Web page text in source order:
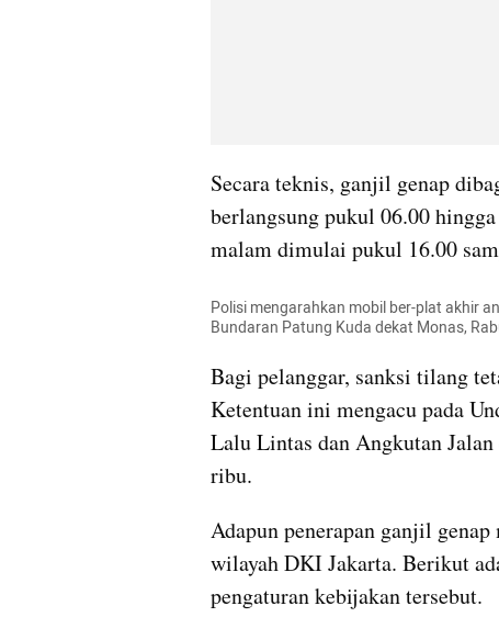
Secara teknis, ganjil genap
berlangsung pukul 06.00
malam dimulai pukul 16.00
Polisi mengarahkan mobil ber-plat akhir
Bundaran Patung Kuda dekat Monas,
Bagi pelanggar, sanksi tilang
Ketentuan ini mengacu pada
Lalu Lintas dan Angkutan
ribu.
Adapun penerapan ganjil
wilayah DKI Jakarta. Berikut
pengaturan kebijakan tersebut.